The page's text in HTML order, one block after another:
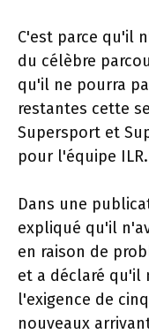
C'est parce qu'il
du célèbre
qu'il ne pourra
restantes cette
Supersport et
pour l'équipe ILR.
Dans une
expliqué qu'il
en raison de
et a déclaré qu'il
l'exigence de
nouveaux